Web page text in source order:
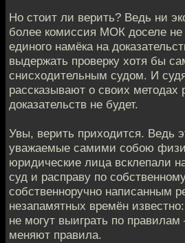
Но стоит ли верить? Ведь ни
более комиссия МОК доселе
единого намёка на
выдержать проверку хотя бы
снисходительным судом. И
рассказывают о своих
доказательств не будет.
Увы, верить приходится. Ведь
уважаемые самими собою
юридические лица всклепали
суд и расправу по
собственноручно написанным
незапамятных времён
не могут выиграть по
меняют правила.